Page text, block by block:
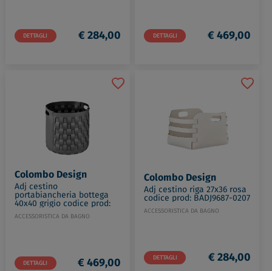
DETTAGLI € 284,00 DETTAGLI € 469,00
Colombo Design
Adj cestino
portabiancheria bottega
40x40 grigio codice prod:
BADJ1050-0301
ACCESSORISTICA DA BAGNO
DETTAGLI € 469,00
Colombo Design
Adj cestino riga 27x36 rosa
codice prod: BADJ9687-0207
ACCESSORISTICA DA BAGNO
DETTAGLI € 284,00